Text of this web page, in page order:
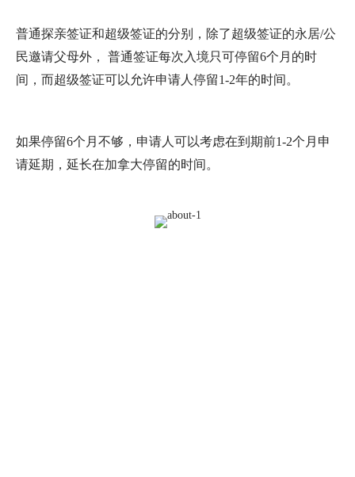
普通探亲签证和超级签证的分别，除了超级签证的永居/公
民邀请父母外， 普通签证每次入境只可停留6个月的时
间，而超级签证可以允许申请人停留1-2年的时间。
如果停留6个月不够，申请人可以考虑在到期前1-2个月申
请延期，延长在加拿大停留的时间。